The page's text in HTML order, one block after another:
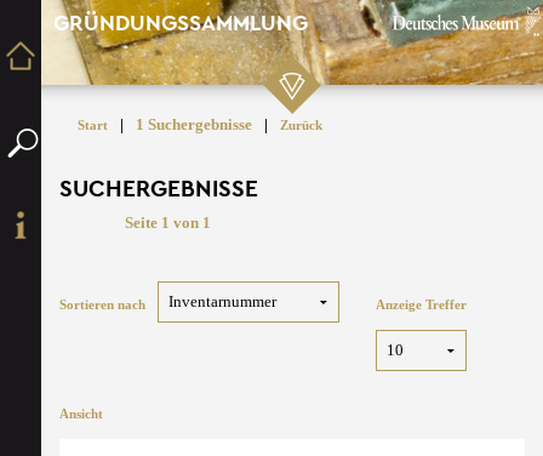
GRÜNDUNGSSAMMLUNG
Start | 1 Suchergebnisse | Zurück
SUCHERGEBNISSE
Seite 1 von 1
Sortieren nach Anzeige Treffer
Ansicht